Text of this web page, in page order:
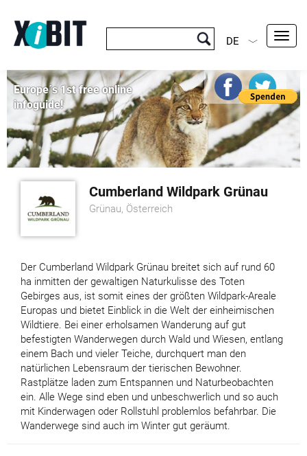
Europe´s 1st free online
infoguide!
DE
Cumberland Wildpark Grünau
Grünau, Österreich
Der Cumberland Wildpark Grünau breitet sich auf rund 60
ha inmitten der gewaltigen Naturkulisse des Toten
Gebirges aus, ist somit eines der größten Wildpark-Areale
Europas und bietet Einblick in die Welt der einheimischen
Wildtiere. Bei einer erholsamen Wanderung auf gut
befestigten Wanderwegen durch Wald und Wiesen, entlang
einem Bach und vieler Teiche, durchquert man den
natürlichen Lebensraum der tierischen Bewohner.
Rastplätze laden zum Entspannen und Naturbeobachten
ein. Alle Wege sind eben und unbeschwerlich und so auch
mit Kinderwagen oder Rollstuhl problemlos befahrbar. Die
Wanderwege sind auch im Winter gut geräumt.